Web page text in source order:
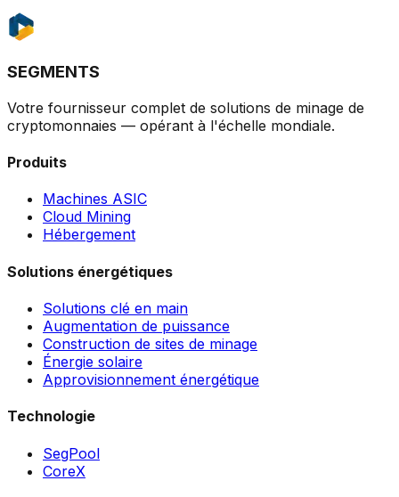
SEGMENTS
Votre fournisseur complet de solutions de minage de
cryptomonnaies — opérant à l'échelle mondiale.
Produits
Machines ASIC
Cloud Mining
Hébergement
Solutions énergétiques
Solutions clé en main
Augmentation de puissance
Construction de sites de minage
Énergie solaire
Approvisionnement énergétique
Technologie
SegPool
CoreX